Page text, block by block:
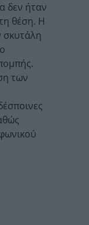
δεν ήταν
θέση. Η
σκυτάλη
των